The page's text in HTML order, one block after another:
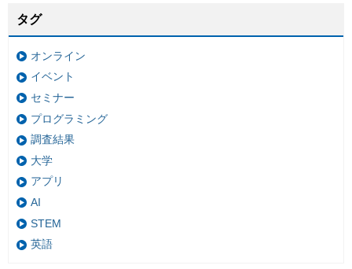
タグ
オンライン
イベント
セミナー
プログラミング
調査結果
大学
アプリ
AI
STEM
英語